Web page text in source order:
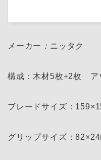
メーカー ： ニッタク
構成：木材5枚+2枚 ア
ブレードサイズ：
グリップサイズ：